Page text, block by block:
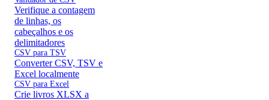
Verifique a contagem
de linhas, os
cabeçalhos e os
delimitadores
CSV para TSV
Converter CSV, TSV e
Excel localmente
CSV para Excel
Crie livros XLSX a